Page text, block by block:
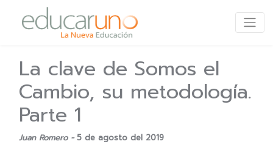
La clave de Somos el
Cambio, su metodología.
Parte 1
Juan Romero - 5 de agosto del 2019